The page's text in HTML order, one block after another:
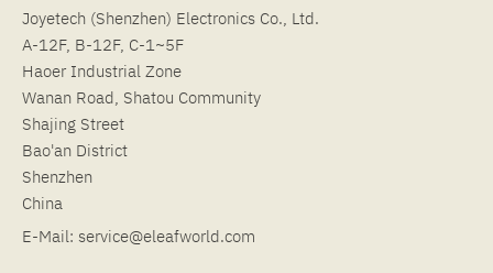
Joyetech (Shenzhen) Electronics Co., Ltd.
A-12F, B-12F, C-1~5F
Haoer Industrial Zone
Wanan Road, Shatou Community
Shajing Street
Bao'an District
Shenzhen
China
E-Mail: service@eleafworld.com